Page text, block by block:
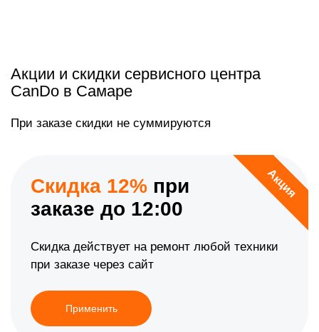
Акции и скидки сервисного центра
CanDo в Самаре
При заказе скидки не суммируются
Акция
Скидка 12% при
заказе до 12:00
Скидка действует на ремонт любой техники
при заказе через сайт
Применить